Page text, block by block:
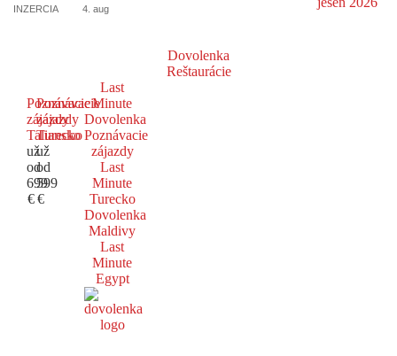
INZERCIA 4. aug
Dovolenka
Reštaurácie
Poznávacie
zájazdy
Taliansko
už
od
699
€
Poznávacie
zájazdy
Turecko
už
od
599
€
Last
Minute
Dovolenka
Poznávacie
zájazdy
Last
Minute
Turecko
Dovolenka
Maldivy
Last
Minute
Egypt